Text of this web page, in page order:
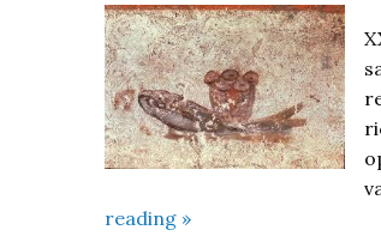
reading XXVIII
»